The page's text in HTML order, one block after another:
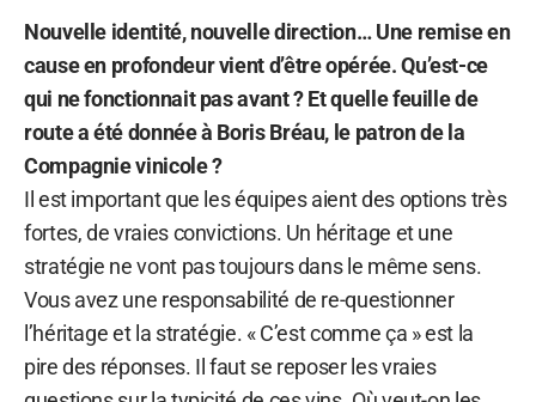
Nouvelle identité, nouvelle direction… Une remise en
cause en profondeur vient d’être opérée. Qu’est-ce
qui ne fonctionnait pas avant ? Et quelle feuille de
route a été donnée à Boris Bréau, le patron de la
Compagnie vinicole ?
Il est important que les équipes aient des options très
fortes, de vraies convictions. Un héritage et une
stratégie ne vont pas toujours dans le même sens.
Vous avez une responsabilité de re-questionner
l’héritage et la stratégie. « C’est comme ça » est la
pire des réponses. Il faut se reposer les vraies